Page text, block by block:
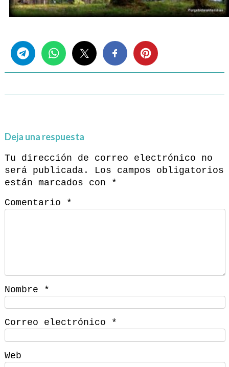
Deja una respuesta
Tu dirección de correo electrónico no
será publicada.
Los campos obligatorios
están marcados con
*
Comentario
*
Nombre *
Correo electrónico *
Web